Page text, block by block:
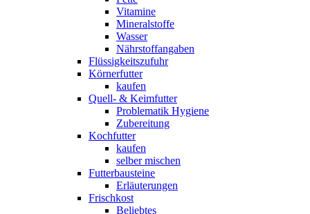
Vitamine
Mineralstoffe
Wasser
Nährstoffangaben
Flüssigkeitszufuhr
Körnerfutter
kaufen
Quell- & Keimfutter
Problematik Hygiene
Zubereitung
Kochfutter
kaufen
selber mischen
Futterbausteine
Erläuterungen
Frischkost
Beliebtes